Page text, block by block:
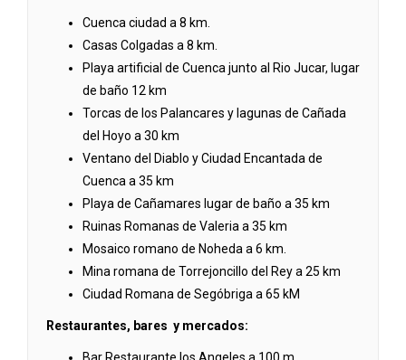
Cuenca ciudad a 8 km.
Casas Colgadas a 8 km.
Playa artificial de Cuenca junto al Rio Jucar, lugar
de baño 12 km
Torcas de los Palancares y lagunas de Cañada
del Hoyo a 30 km
Ventano del Diablo y Ciudad Encantada de
Cuenca a 35 km
Playa de Cañamares lugar de baño a 35 km
Ruinas Romanas de Valeria a 35 km
Mosaico romano de Noheda a 6 km.
Mina romana de Torrejoncillo del Rey a 25 km
Ciudad Romana de Segóbriga a 65 kM
Restaurantes, bares y mercados: